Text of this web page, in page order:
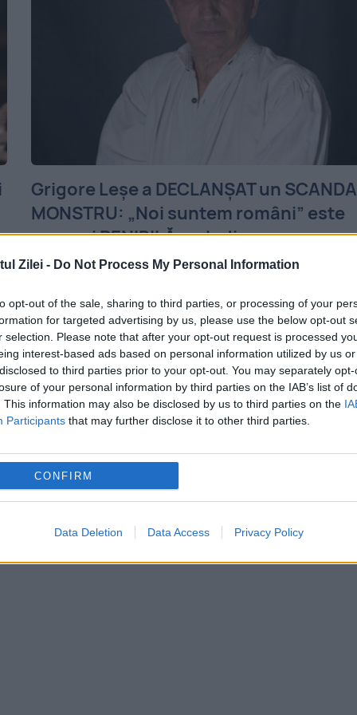
Zilei - Do Not Process My Personal Information
opt-out of the sale, sharing to third parties, or processing of your
for targeted advertising by us, please use the below opt-out
selection. Please note that after your opt-out request is processed
interest-based ads based on personal information utilized by us
to third parties prior to your opt-out. You may separately
of your personal information by third parties on the IAB’s list of
This information may also be disclosed by us to third parties on the
Participants that may further disclose it to other third parties.
CONFIRM
Data Deletion Data Access Privacy Policy
Grigore Leşe a DECLANŞAT un
MONSTRU: „Noi suntem români” este
cea mai PENIBILĂ melodie
31 DECEMBRIE 2017
Muzicologul Grigore Leşe a declanşat un
veritabil scandal în lumea folclorului după
a afirmat faptul că un un cântec popular
extrem de cunoscut şi îndrăgit de către
români, nu-i...